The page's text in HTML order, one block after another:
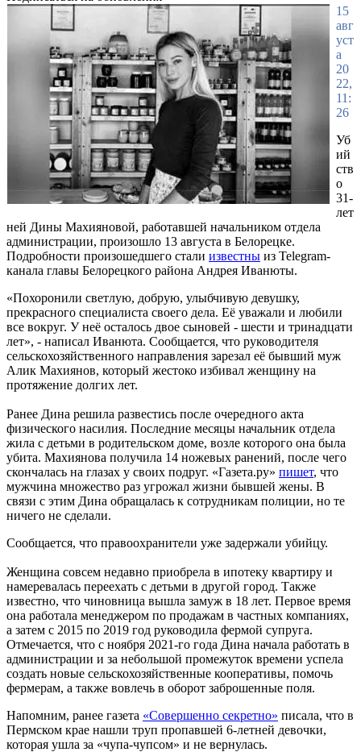
15
авг
уст
а
20
22,
11:
26
Уб
ий
ств
о
31-
лет
ней Дины Махияновой, работавшей начальником отдела
администрации, произошло 13 августа в Белорецке.
Подробности произошедшего стали известны из Telegram-
канала главы Белорецкого района Андрея Иванюты.
«Похоронили светлую, добрую, улыбчивую девушку,
прекрасного специалиста своего дела. Еë уважали и любили
все вокруг. У неё осталось двое сыновей - шести и тринадцати
лет», - написал Иванюта. Сообщается, что руководителя
сельскохозяйственного направления зарезал её бывший муж
Алик Махиянов, который жестоко избивал женщину на
протяжение долгих лет.
Ранее Дина решила развестись после очередного акта
физического насилия. Последние месяцы начальник отдела
жила с детьми в родительском доме, возле которого она была
убита. Махиянова получила 14 ножевых ранений, после чего
скончалась на глазах у своих подруг. «Газета.ру» пишет, что
мужчина множество раз угрожал жизни бывшей жены. В
связи с этим Дина обращалась к сотрудникам полиции, но те
ничего не сделали.
Сообщается, что правоохранители уже задержали убийцу.
Женщина совсем недавно приобрела в ипотеку квартиру и
намеревалась переехать с детьми в другой город. Также
известно, что чиновница вышла замуж в 18 лет. Первое время
она работала менеджером по продажам в частных компаниях,
а затем с 2015 по 2019 год руководила фермой супруга.
Отмечается, что с ноября 2021-го года Дина начала работать в
администрации и за небольшой промежуток времени успела
создать новые сельскохозяйственные кооперативы, помочь
фермерам, а также вовлечь в оборот заброшенные поля.
Напомним, ранее газета «Совершенно секретно» писала, что в
Пермском крае нашли труп пропавшей 6-летней девочки,
которая ушла за «чупа-чупсом» и не вернулась.